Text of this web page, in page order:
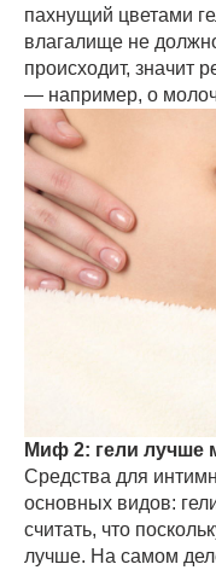
пахнущий цветами
влагалище не
происходит, значит
— например, о
Миф 2: гели лучше
Средства для
основных видов:
считать, что
лучше. На самом